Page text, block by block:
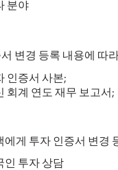
분야
변경 등록 내용에 따
인증서 사본;
회계 연도 재무 보고서;
에게 투자 인증서 변경
인 투자 상담